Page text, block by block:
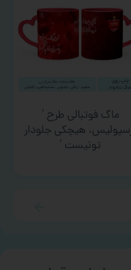
ماگ فوتبالی طرح ‘
هیچکی جلودار
تونیست ‘